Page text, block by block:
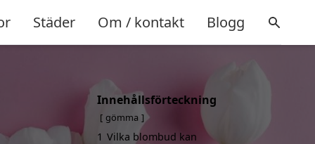
Städer Om / kontakt Blogg
Innehållsförteckning
gömma
1 Vilka blombud kan